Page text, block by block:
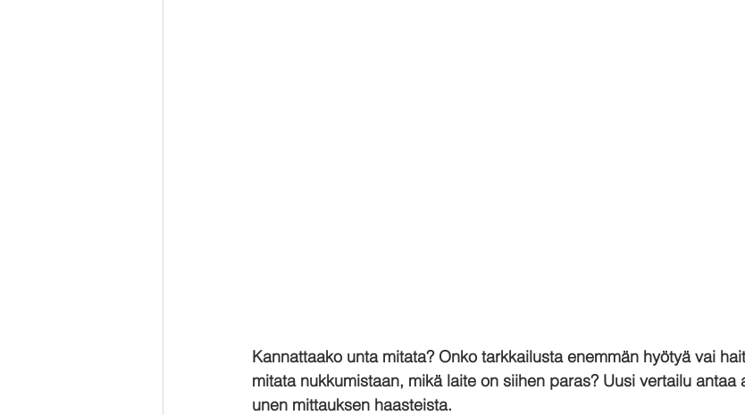
Kannattaako unta mitata? Onko tarkkailusta enemmän hyötyä vai
mitata nukkumistaan, mikä laite on siihen paras? Uusi vertailu antaa
unen mittauksen haasteista.